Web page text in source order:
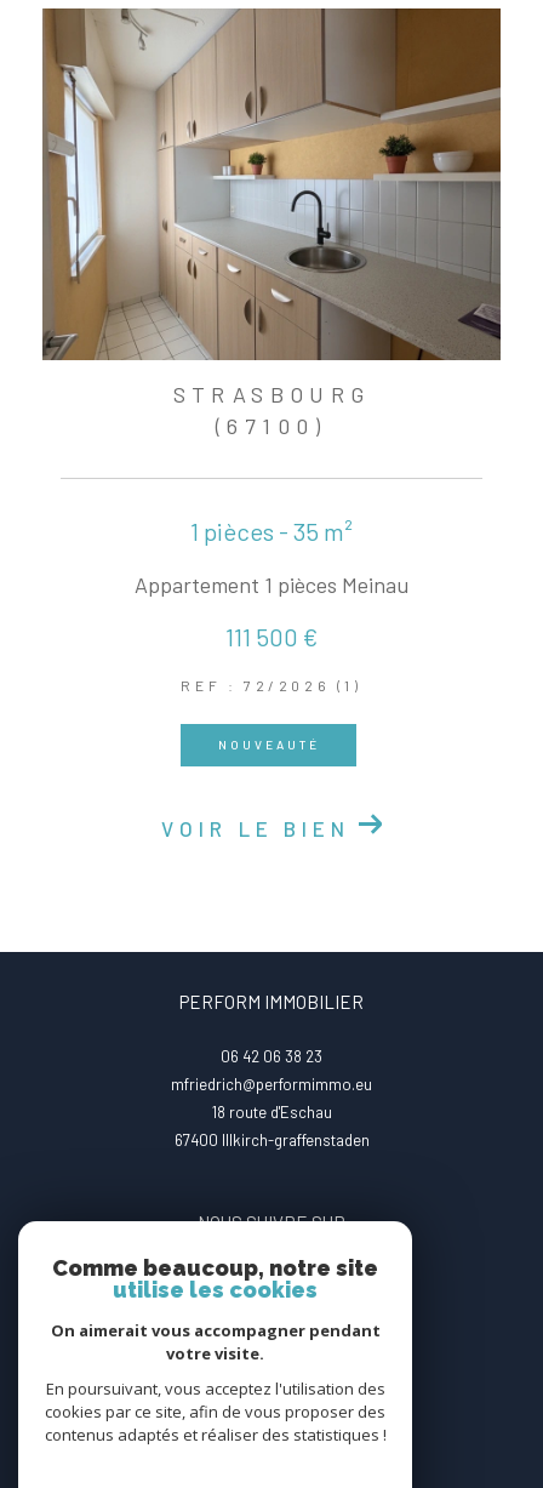
STRASBOURG
(67100)
1 pièces - 35 m²
Appartement 1 pièces Meinau
111 500 €
REF : 72/2026 (1)
NOUVEAUTÉ
VOIR LE BIEN
PERFORM IMMOBILIER
06 42 06 38 23
mfriedrich@performimmo.eu
18 route d'Eschau
67400 illkirch-graffenstaden
NOUS SUIVRE SUR
ADHÉRENTS
Comme beaucoup, notre site
utilise les cookies
On aimerait vous accompagner pendant
votre visite.
En poursuivant, vous acceptez l'utilisation des
cookies par ce site, afin de vous proposer des
contenus adaptés et réaliser des statistiques !